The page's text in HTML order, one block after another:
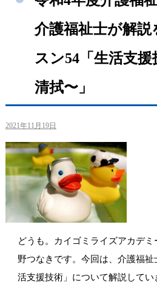
介護福祉士が解
スン54「生活支援
清拭〜」
2021年11月19日
どうも。カイゴミライズアカデ
野つなきです。今回は、介護福
活支援技術」について解説して